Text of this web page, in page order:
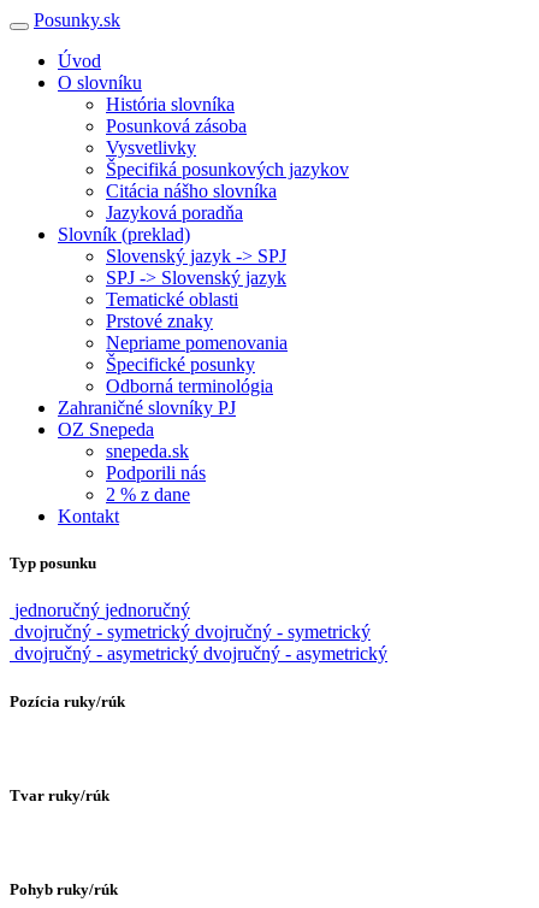
Posunky.sk
Úvod
O slovníku
História slovníka
Posunková zásoba
Vysvetlivky
Špecifiká posunkových jazykov
Citácia nášho slovníka
Jazyková poradňa
Slovník (preklad)
Slovenský jazyk -> SPJ
SPJ -> Slovenský jazyk
Tematické oblasti
Prstové znaky
Nepriame pomenovania
Špecifické posunky
Odborná terminológia
Zahraničné slovníky PJ
OZ Snepeda
snepeda.sk
Podporili nás
2 % z dane
Kontakt
Typ posunku
jednoručný jednoručný
dvojručný - symetrický dvojručný - symetrický
dvojručný - asymetrický dvojručný - asymetrický
Pozícia ruky/rúk
Tvar ruky/rúk
Pohyb ruky/rúk